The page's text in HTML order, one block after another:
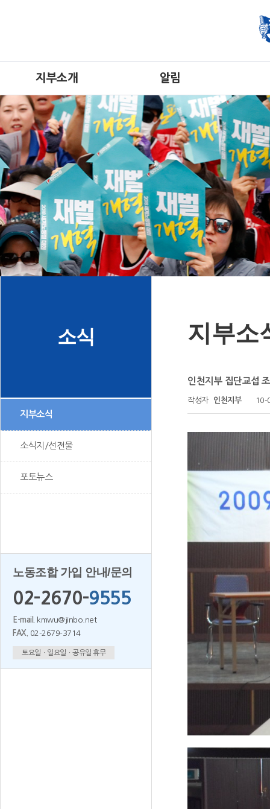
지부소개 알림
소식
지부소식
소식지/선전물
포토뉴스
노동조합 가입 안내/문의
02-2670-9555
E-mail.
kmwu@jinbo.net
FAX.
02-2679-3714
토요일ㆍ일요일ㆍ공유일 휴무
지부소
인천지부 집단교섭
작성자 인천지부 10-